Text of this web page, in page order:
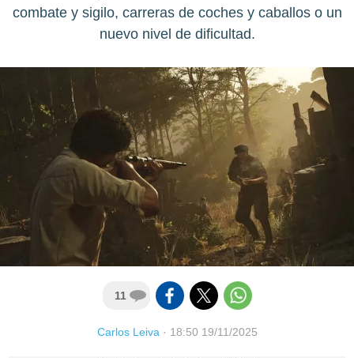
combate y sigilo, carreras de coches y caballos o un
nuevo nivel de dificultad.
11
Carlos Leiva· 18:50 19/11/2025